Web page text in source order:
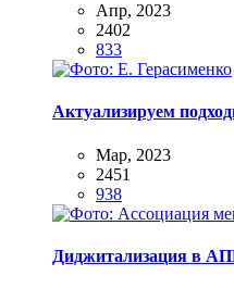
Апр, 2023
2402
833
Актуализируем
Мар, 2023
2451
938
Диджитализация в